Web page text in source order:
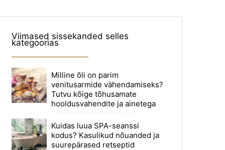
Viimased sissekanded selles
kategoorias
Milline õli on parim
venitusarmide vähendamiseks?
Tutvu kõige tõhusamate
hooldusvahendite ja ainetega
Kuidas luua SPA-seanssi
kodus? Kasulikud nõuanded ja
suurepärased retseptid